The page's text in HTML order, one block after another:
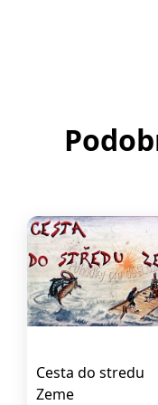
Cesta do stredu
Zeme